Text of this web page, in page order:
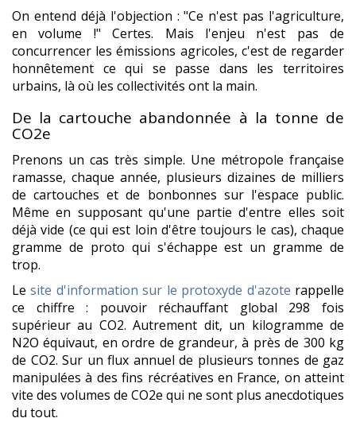
On entend déjà l'objection : "Ce n'est pas l'agriculture,
en volume !" Certes. Mais l'enjeu n'est pas de
concurrencer les émissions agricoles, c'est de regarder
honnêtement ce qui se passe dans les territoires
urbains, là où les collectivités ont la main.
De la cartouche abandonnée à la tonne de
CO2e
Prenons un cas très simple. Une métropole française
ramasse, chaque année, plusieurs dizaines de milliers
de cartouches et de bonbonnes sur l'espace public.
Même en supposant qu'une partie d'entre elles soit
déjà vide (ce qui est loin d'être toujours le cas), chaque
gramme de proto qui s'échappe est un gramme de
trop.
Lesite d'information sur le protoxyde d'azote rappelle
ce chiffre : pouvoir réchauffant global 298 fois
supérieur au CO2. Autrement dit, un kilogramme de
N2O équivaut, en ordre de grandeur, à près de 300 kg
de CO2. Sur un flux annuel de plusieurs tonnes de gaz
manipulées à des fins récréatives en France, on atteint
vite des volumes de CO2e qui ne sont plus anecdotiques
du tout.